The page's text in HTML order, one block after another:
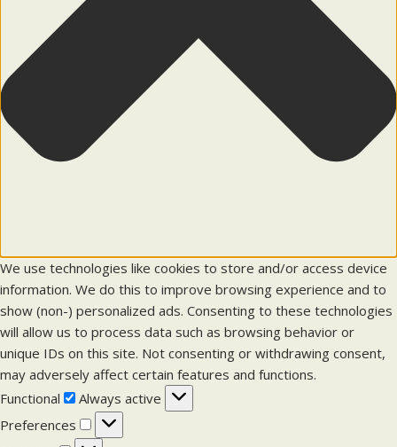
We use technologies like cookies to store and/or access device
information. We do this to improve browsing experience and to
show (non-) personalized ads. Consenting to these technologies
will allow us to process data such as browsing behavior or
unique IDs on this site. Not consenting or withdrawing consent,
may adversely affect certain features and functions.
Functional
F
u
n
Always active
Preferences
P
r